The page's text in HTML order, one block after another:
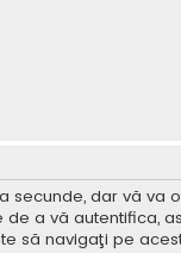
dar vă va
a vă autentifica,
să navigaţi pe